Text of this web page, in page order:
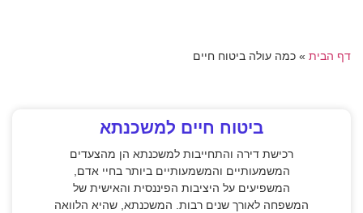
דף הבית » כמה עולה ביטוח חיים
ביטוח חיים למשכנתא
רכישת דירה והתחייבות למשכנתא הן מהצעדים
המשמעותיים והמשמעותיים ביותר בחיי אדם,
המשפיעים על היציבות הפיננסית והאישית של
המשפחה לאורך שנים רבות. המשכנתא, שהיא הלוואה